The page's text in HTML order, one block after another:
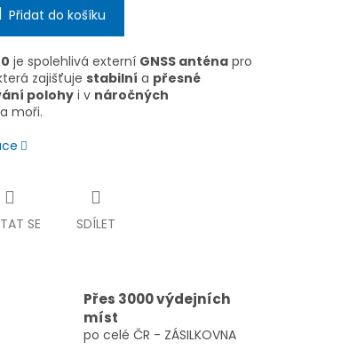
Přidat do košíku
je spolehlivá externí GNSS anténapro
zajišťuje stabilní a přesné
polohyi v náročných
moři.
SE SDÍLET
Přes 3000 výdejních
míst
po celé ČR - ZÁSILKOVNA